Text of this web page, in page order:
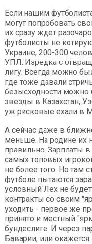
Если нашим
могут попробовать
их сразу ждет
футболисты не
Украине, 200-300
УПЛ. Изредка с
лигу. Всегда можно
где тоже давали
безысходности можно
звезды в Казахстан,
уж рисковые ехали в
А сейчас даже в
меньше. На родине их
правильно. Зарплаты
самых топовых
не более того. Но там
футболе пытаются
условный Лех не
контракты со своим
уходить - первое же
принято и местный
бундеслиге. И через
Баварии, или окажется